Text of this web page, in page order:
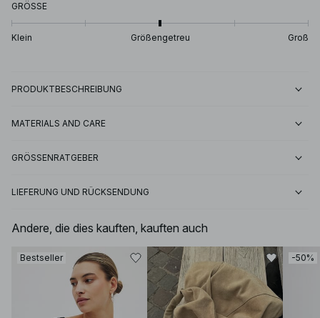
GRÖSSE
Klein Größengetreu Groß
PRODUKTBESCHREIBUNG
MATERIALS AND CARE
GRÖSSENRATGEBER
LIEFERUNG UND RÜCKSENDUNG
Andere, die dies kauften, kauften auch
Bestseller -50%